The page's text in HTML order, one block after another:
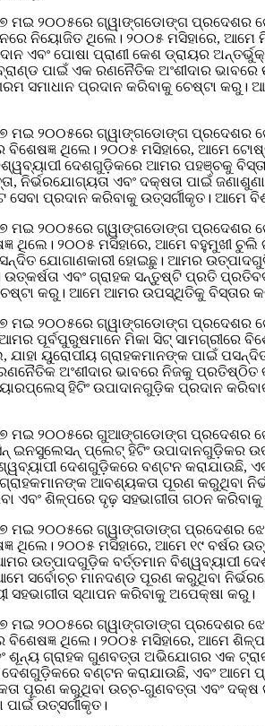
୨୦୦୫ରେ ଗ୍ୱାଙ୍ଗଡୋଙ୍ଗ ପ୍ରଦେଶର
ନିୟୋଜିତ ଥିଲେ। ୨୦୦୫ ମସିହାରେ,
ଏବଂ ପୋଷା ପ୍ରାଣୀ କେଶ ଡ୍ରାୟର
ପାଇଁ ଏକ ରଣନୈତିକ ଅଂଶୀଦାର
ପ୍ରଦାନ କରିବାକୁ ଚେଷ୍ଟା କରୁ।
୨୦୦୫ରେ ଗ୍ୱାଙ୍ଗଡୋଙ୍ଗ ପ୍ରଦେଶର
ବିଶେଷଜ୍ଞ ଥିଲେ। ୨୦୦୫ ମସିହାରେ, ଆମେ
ଦେଶଗୁଡ଼ିକରେ ଆମର ପହଞ୍ଚକୁ
ଏବଂ ଦକ୍ଷତା ପାଇଁ
ପ୍ରଦାନ କରିବାକୁ ଉତ୍ସର୍ଗୀକୃତ। ଆମେ
୨୦୦୫ରେ ଗ୍ୱାଙ୍ଗଡୋଙ୍ଗ ପ୍ରଦେଶର
ଥିଲେ। ୨୦୦୫ ମସିହାରେ, ଆମେ
ଯୋଗାଣକାରୀ ହୋଇଛୁ। ଆମର
ଏବଂ ଗ୍ରାହକ ସନ୍ତୁଷ୍ଟି ପ୍ରତି
କରୁ। ଆମେ ଆମର ଉପସ୍ଥିତିକୁ ବିସ୍ତାର
୨୦୦୫ରେ ଗ୍ୱାଙ୍ଗଡୋଙ୍ଗ ପ୍ରଦେଶର
ପୂର୍ବପୁରୁଷମାନେ ମିକା ସିଟ୍ ସାମଗ୍ରୀରେ
ୟୁରୋପୀୟ ଗ୍ରାହକମାନଙ୍କ ପାଇଁ
ଅଂଶୀଦାର ଭାବରେ ନିଜକୁ ପ୍ରତିଷ୍ଠିତ
ହିଟିଂ ଉପାଦାନଗୁଡ଼ିକ ପ୍ରଦାନ
୨୦୦୫ରେ ଗୁଆଙ୍ଗଡୋଙ୍ଗ ପ୍ରଦେଶର
ଇନସୁଲେସନ୍ ପ୍ଲେଟ୍ ହିଟିଂ
ଦେଶଗୁଡ଼ିକରେ ବଣ୍ଟନ
ଆବଶ୍ୟକତା ପୂରଣ କରୁଥିବା
ଶିଳ୍ପରେ ଦୃଢ଼ ସହଭାଗୀତା ଗଠନ
୨୦୦୫ରେ ଗ୍ୱାଙ୍ଗଡାଙ୍ଗ ପ୍ରଦେଶର
ଥିଲେ। ୨୦୦୫ ମସିହାରେ, ଆମେ ୧୯
ଉତ୍ପାଦଗୁଡ଼ିକ ବର୍ତ୍ତମାନ ବିଶ୍ୱବ୍ୟାପୀ
ସର୍ବୋଚ୍ଚ ମାନଦଣ୍ଡ ପୂରଣ କରୁଥିବା
ସ୍ଥାପନ କରିବାକୁ ଅପେକ୍ଷା କରୁ।
୨୦୦୫ରେ ଗ୍ୱାଙ୍ଗଡାଙ୍ଗ ପ୍ରଦେଶର
ବିଶେଷଜ୍ଞ ଥିଲେ। ୨୦୦୫ ମସିହାରେ, ଆମେ
ଶୂନ୍ୟ ଗ୍ରାହକ ଗୁଣବତ୍ତା ଅଭିଯୋଗର ଏକ
ବଣ୍ଟନ କରାଯାଉଛି, ଏବଂ ଆମେ
ପୂରଣ କରୁଥିବା ଉଚ୍ଚ-ଗୁଣବତ୍ତା ଏବଂ
ଉତ୍ସର୍ଗୀକୃତ।